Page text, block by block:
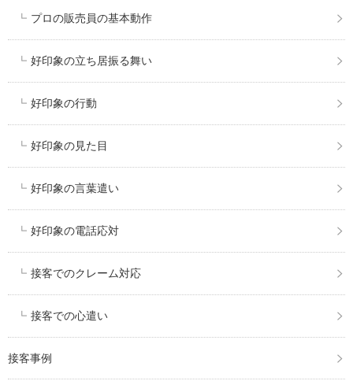
プロの販売員の基本動作
好印象の立ち居振る舞い
好印象の行動
好印象の見た目
好印象の言葉遣い
好印象の電話応対
接客でのクレーム対応
接客での心遣い
接客事例